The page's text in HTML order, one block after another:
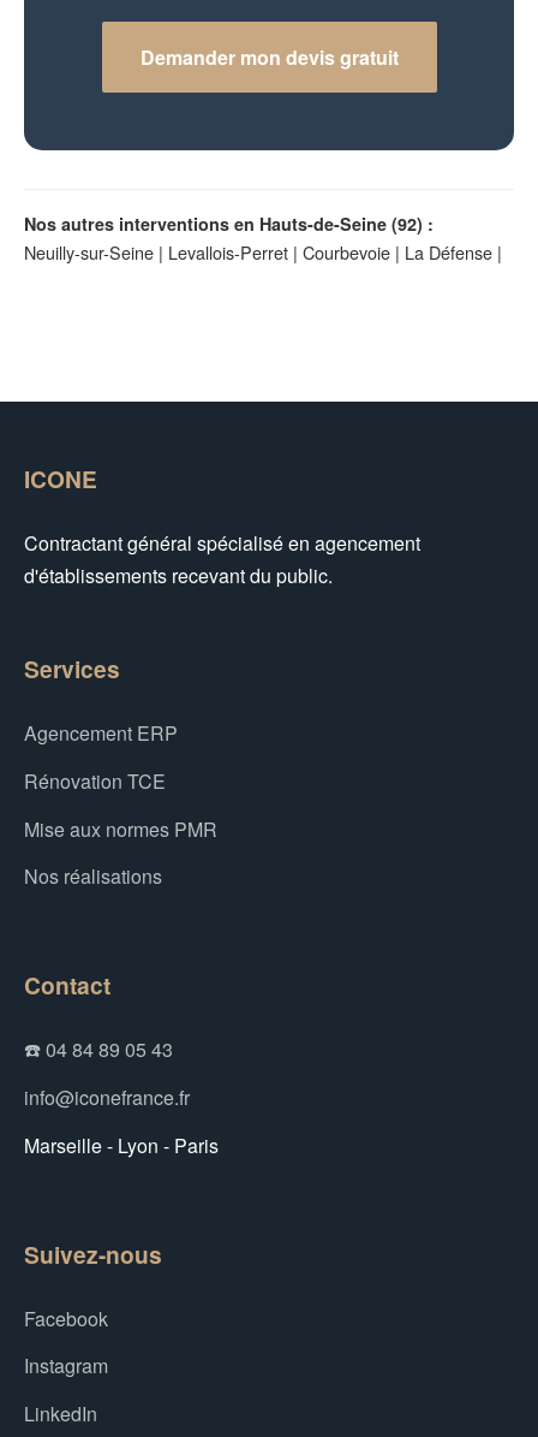
Demander mon devis gratuit
Nos autres interventions en Hauts-de-Seine (92) :
Neuilly-sur-Seine | Levallois-Perret | Courbevoie | La Défense |
ICONE
Contractant général spécialisé en agencement
d'établissements recevant du public.
Services
Agencement ERP
Rénovation TCE
Mise aux normes PMR
Nos réalisations
Contact
☎️ 04 84 89 05 43
info@iconefrance.fr
Marseille - Lyon - Paris
Suivez-nous
Facebook
Instagram
LinkedIn